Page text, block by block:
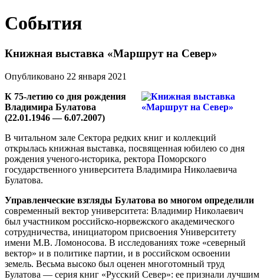
События
Книжная выставка «Маршрут на Север»
Опубликовано 22 января 2021
К 75-летию со дня рождения
Владимира Булатова
(22.01.1946 — 6.07.2007)
В читальном зале Сектора редких книг и коллекций
открылась книжная выставка, посвященная юбилею со дня
рождения ученого-историка, ректора Поморского
государственного университета Владимира Николаевича
Булатова.
Управленческие взгляды Булатова во многом определили
современный вектор университета: Владимир Николаевич
был участником российско-норвежского академического
сотрудничества, инициатором присвоения Университету
имени М.В. Ломоносова. В исследованиях тоже «северный
вектор» и в политике партии, и в российском освоении
земель. Весьма высоко был оценен многотомный труд
Булатова — серия книг «Русский Север»: ее признали лучшим